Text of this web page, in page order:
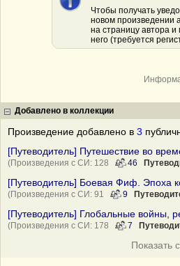
Чтобы получать
новом произведении
на страницу автора
него (требуется
Добавлено в коллекции
Произведение добавлено в 3
[Путеводитель] Путешествие во
(Произведения с СИ: 128 46
[Путеводитель] Боевая Фиф. Эпоха
(Произведения с СИ: 91 9
[Путеводитель] Глобальные войны,
(Произведения с СИ: 178 7
Показать